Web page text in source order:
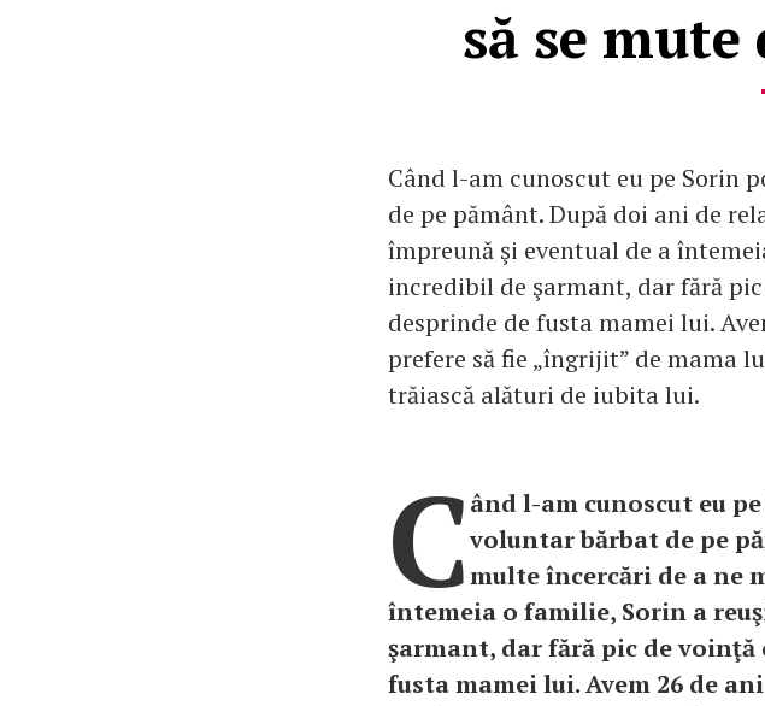
să se mute
Când l-am cunoscut eu pe Sorin
de pe pământ. După doi ani de
împreună şi eventual de a
incredibil de şarmant, dar fără
desprinde de fusta mamei lui.
prefere să fie „îngrijit” de mama
trăiască alături de iubita lui.
Când l-am cunoscut eu
voluntar bărbat de pe
multe încercări de a ne
întemeia o familie, Sorin a
şarmant, dar fără pic de voinţă
fusta mamei lui. Avem 26 de